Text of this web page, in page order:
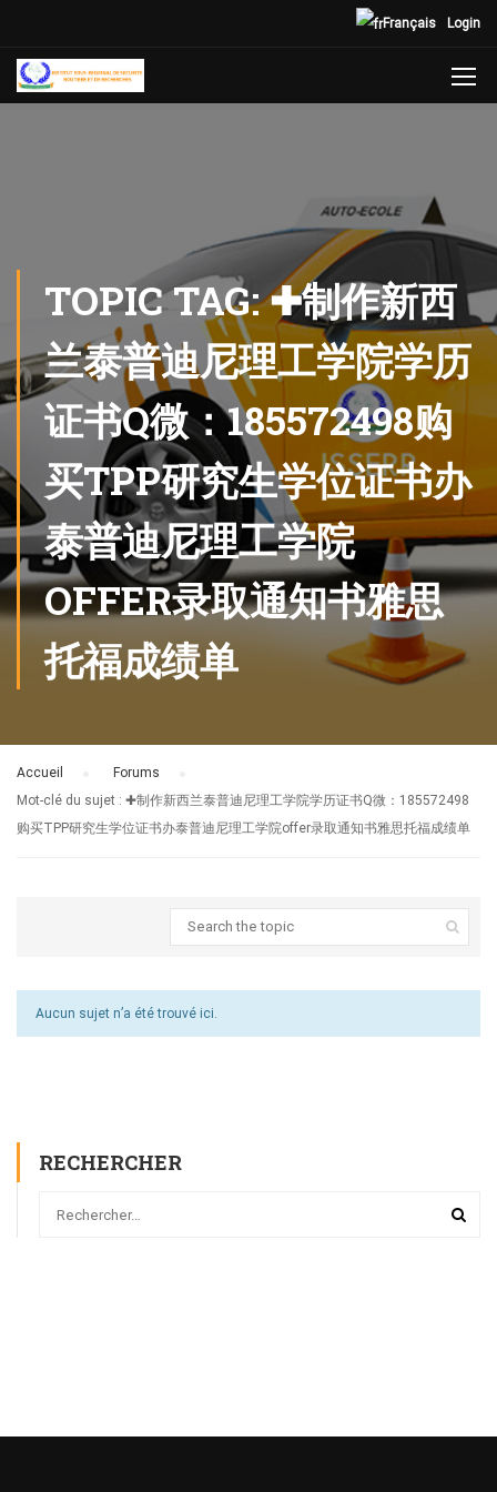
Login
Français
TOPIC TAG: ✚制作新西
兰泰普迪尼理工学院学历
证书Q微：185572498购
买TPP研究生学位证书办
泰普迪尼理工学院
OFFER录取通知书雅思
托福成绩单
Accueil Forums
Mot-clé du sujet : ✚制作新西兰泰普迪尼理工学院学历证书Q微：185572498
购买TPP研究生学位证书办泰普迪尼理工学院offer录取通知书雅思托福成绩单
Aucun sujet n’a été trouvé ici.
RECHERCHER